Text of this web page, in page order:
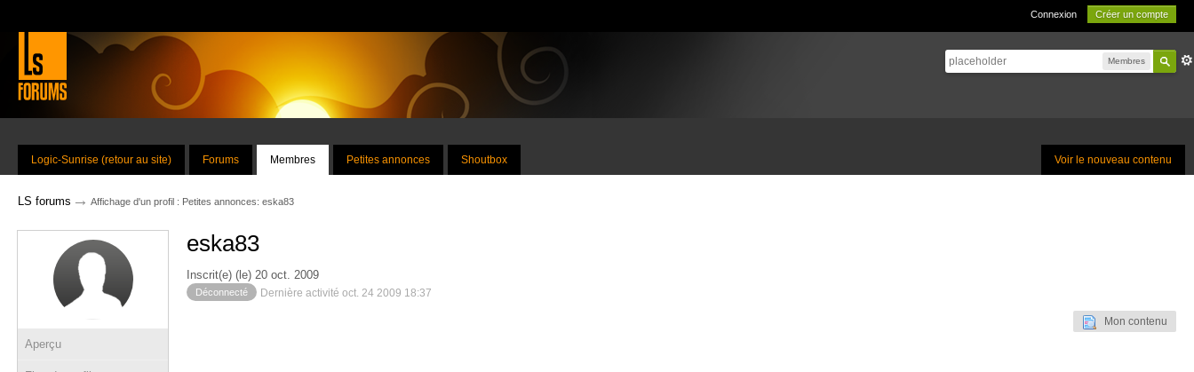
Connexion Créer un compte
Membres
Voir le nouveau contenu
Logic-Sunrise (retour au site) Forums Membres Petites annonces Shoutbox
LS forums → Affichage d'un profil : Petites annonces: eska83
Aperçu
eska83
Inscrit(e) (le) 20 oct. 2009
Déconnecté Dernière activité oct. 24 2009 18:37
Mon contenu